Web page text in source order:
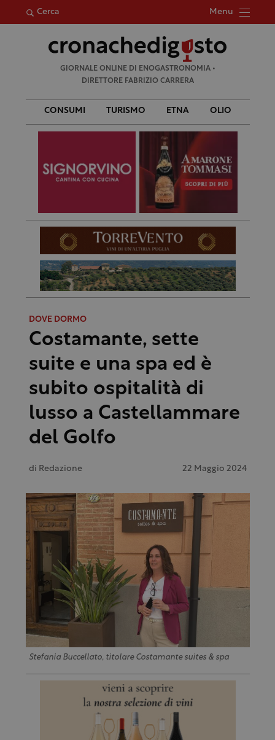
Cerca Menu
per:
GIORNALE ONLINE DI ENOGASTRONOMIA •
DIRETTORE FABRIZIO CARRERA
CONSUMI TURISMO ETNA OLIO
DOVE DORMO
Costamante, sette
suite e una spa ed è
subito ospitalità di
lusso a Castellammare
del Golfo
di Redazione 22 Maggio 2024
Stefania Buccellato, titolare Costamante suites & spa